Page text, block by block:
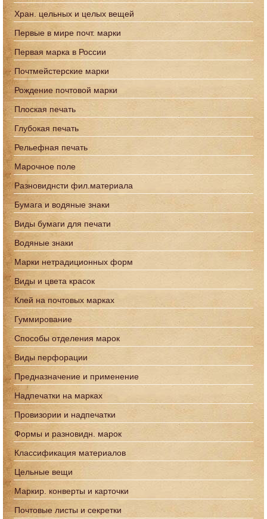
Хран. цельных и целых вещей
Первые в мире почт. марки
Первая марка в России
Почтмейстерские марки
Рождение почтовой марки
Плоская печать
Глубокая печать
Рельефная печать
Марочное поле
Разновиднсти фил.материала
Бумага и водяные знаки
Виды бумаги для печати
Водяные знаки
Марки нетрадиционных форм
Виды и цвета красок
Клей на почтовых марках
Гуммирование
Способы отделения марок
Виды перфорации
Предназначение и применение
Надпечатки на марках
Провизории и надпечатки
Формы и разновидн. марок
Классификация материалов
Цельные вещи
Маркир. конверты и карточки
Почтовые листы и секретки